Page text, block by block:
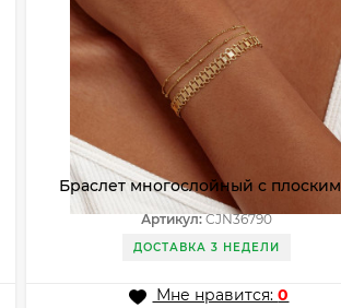
Браслет многослойный с плоским
плетением и цепями CJN36790
Артикул:CJN36790
ДОСТАВКА 3 НЕДЕЛИ
Мне нравится:0